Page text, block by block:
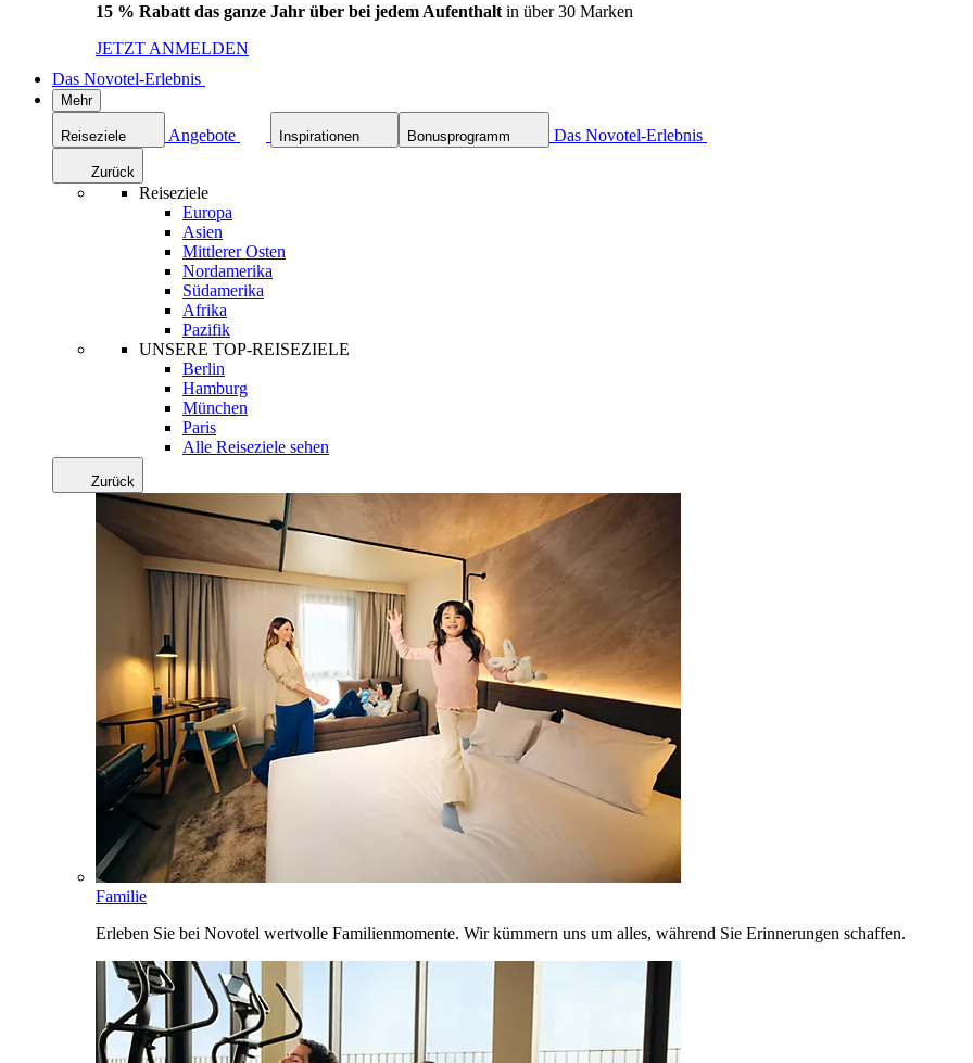
15 % Rabatt das ganze Jahr über bei jedem Aufenthalt in über 30 Marken
JETZT ANMELDEN
Das Novotel-Erlebnis
Mehr
Reiseziele Angebote Inspirationen Bonusprogramm Das Novotel-Erlebnis
Zurück
Reiseziele
Europa
Asien
Mittlerer Osten
Nordamerika
Südamerika
Afrika
Pazifik
UNSERE TOP-REISEZIELE
Berlin
Hamburg
München
Paris
Alle Reiseziele sehen
Zurück
Familie
Erleben Sie bei Novotel wertvolle Familienmomente. Wir kümmern uns um alles, während Sie Erinnerungen schaffen.